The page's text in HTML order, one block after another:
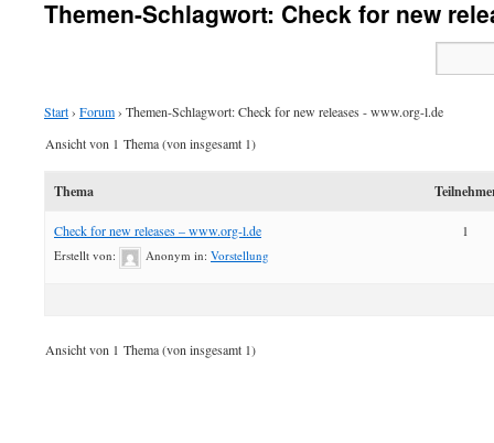
Themen-Schlagwort: Check for new
Start› Forum› Themen-Schlagwort: Check for new releases - www.org-l.de
Ansicht von 1 Thema (von insgesamt 1)
Thema
Check for new releases – www.org-l.de
Erstellt von: Anonym in: Vorstellung
1
Ansicht von 1 Thema (von insgesamt 1)